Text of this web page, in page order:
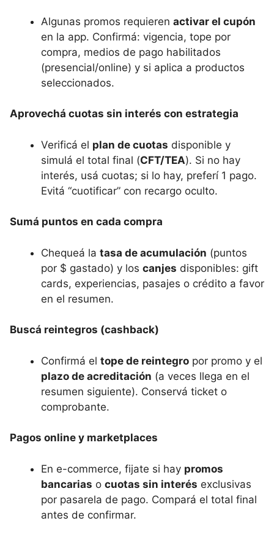
Algunas promos requieren activar el cupón
en la app. Confirmá: vigencia, tope por
compra, medios de pago habilitados
(presencial/online) y si aplica a productos
seleccionados.
Aprovechá cuotas sin interés con estrategia
Verificá el plan de cuotas disponible y
simulá el total final (CFT/TEA). Si no hay
interés, usá cuotas; si lo hay, preferí 1 pago.
Evitá “cuotificar” con recargo oculto.
Sumá puntos en cada compra
Chequeá la tasa de acumulación (puntos
por $ gastado) y los canjes disponibles: gift
cards, experiencias, pasajes o crédito a favor
en el resumen.
Buscá reintegros (cashback)
Confirmá el tope de reintegro por promo y el
plazo de acreditación (a veces llega en el
resumen siguiente). Conservá ticket o
comprobante.
Pagos online y marketplaces
En e-commerce, fijate si hay promos
bancarias o cuotas sin interés exclusivas
por pasarela de pago. Compará el total final
antes de confirmar.